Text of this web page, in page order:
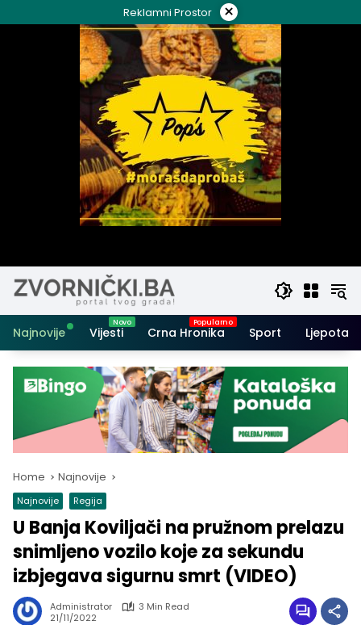
to
Reklamni Prostor ×
Najnovije Vijesti Crna Hronika Sport Ljepota i
Home Najnovije
Najnovije Regija
U Banja Koviljači na pružnom prelazu
snimljeno vozilo koje za sekundu
izbjegava sigurnu smrt (VIDEO)
Administrator
3 Min Read
21/11/2022